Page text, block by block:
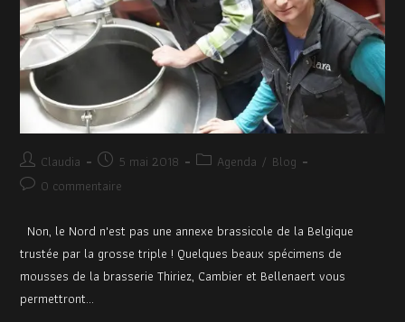
Claudia 5 mai 2018 Agenda / Blog
0 commentaire
Non, le Nord n'est pas une annexe brassicole de la Belgique
trustée par la grosse triple ! Quelques beaux spécimens de
mousses de la brasserie Thiriez, Cambier et Bellenaert vous
permettront…